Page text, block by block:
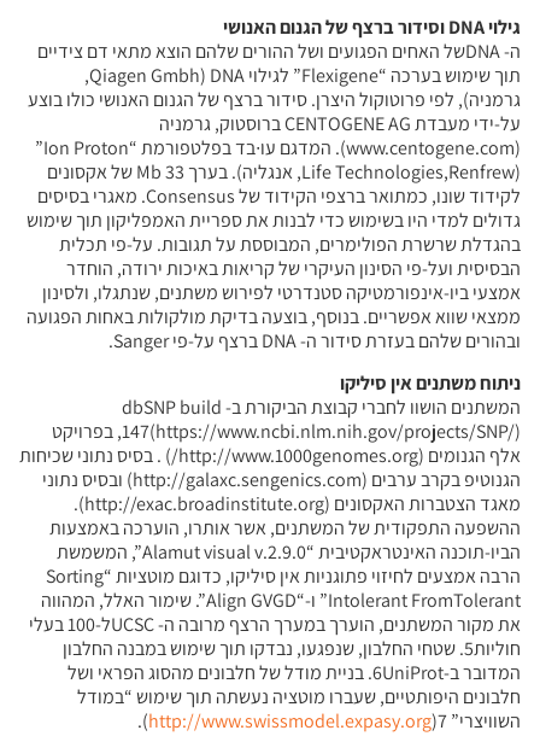
גילוי DNA וסידור ברצף של הגנום האנושי
ה- DNAשל האחים הפגועים ושל ההורים שלהם הוצא מתאי דם צידיים
תוך שימוש בערכה “Flexigene” לגילוי DNA (Qiagen Gmbh,
גרמניה), לפי פרוטוקול היצרן. סידור ברצף של הגנום האנושי כולו בוצע
על-ידי מעבדת CENTOGENE AG ברוסטוק, גרמניה
(www.centogene.com). המדגם עו∙בד בפלטפורמת “Ion Proton”
(Life Technologies,Renfrew, אנגליה). בערך 33 Mb של אקסונים
לקידוד שונו, כמתואר ברצפי הקידוד של Consensus. מאגרי בסיסים
גדולים למדי היו בשימוש כדי לבנות את ספריית האמפליקון תוך שימוש
בהגדלת שרשרת הפולימרים, המבוססת על תגובות. על-פי תכלית
הבסיסית ועל-פי הסינון העיקרי של קריאות באיכות ירודה, הוחדר
אמצעי ביו-אינפורמטיקה סטנדרטי לפירוש משתנים, שנתגלו, ולסינון
ממצאי שווא אפשריים. בנוסף, בוצעה בדיקת מולקולות באחות הפגועה
ובהורים שלהם בעזרת סידור ה- DNA ברצף על-פי Sanger.
ניתוח משתנים אין סיליקו
המשתנים הושוו לחברי קבוצת הביקורת ב- dbSNP build
147(https://www.ncbi.nlm.nih.gov/projects/SNP/), בפרויקט
אלף הגנומים (http://www.1000genomes.org/) . בסיס נתוני שכיחות
הגנוטיפ בקרב ערבים (http://galaxc.sengenics.com) ובסיס נתוני
מאגד הצטברות האקסונים (http://exac.broadinstitute.org).
ההשפעה התפקודית של המשתנים, אשר אותרו, הוערכה באמצעות
הביו-תוכנה האינטראקטיבית “Alamut visual v.2.9.0”, המשמשת
הרבה אמצעים לחיזוי פתוגניות אין סיליקו, כדוגם מוטציות “Sorting
Intolerant FromTolerant” ו-“Align GVGD”. שימור האלל, המהווה
את מקור המשתנים, הוערך במערך הרצף מרובה ה- UCSCל-100 בעלי
חוליות5. שטחי החלבון, שנפגעו, נבדקו תוך שימוש במבנה החלבון
המדובר ב-6UniProt. בניית מודל של חלבונים מהסוג הפראי ושל
חלבונים היפותטיים, שעברו מוטציה נעשתה תוך שימוש “במודל
השוויצרי”
http://www.swissmodel.expasy.org)7).